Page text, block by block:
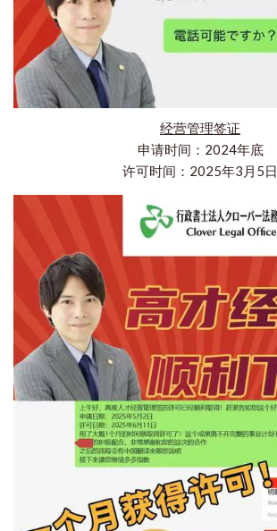
经营管理签证
申请时间：2024年底
许可时间：2025年3月5日